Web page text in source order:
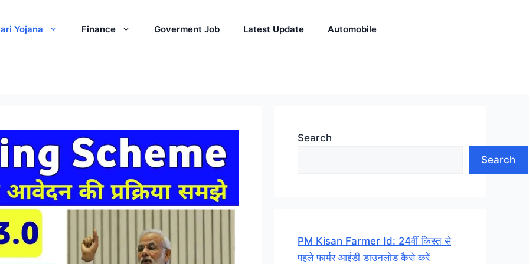
Yojana Finance Goverment Job Latest Update Automobile
Search
Search
PM Kisan Farmer Id: 24वीं किस्त से
पहले फार्मर आईडी डाउनलोड कैसे करें